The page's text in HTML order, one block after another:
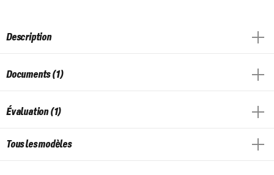
Description
Documents (1)
Évaluation (1)
Tous les modèles